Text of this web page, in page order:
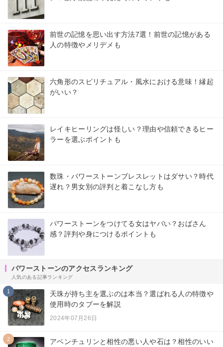
前世の記憶を思い出す方法7選！前世の記憶がある
人の特徴やメリデメも
六角形のスピリチュアル・風水における意味！縁起
がいい？
レイキヒーリングは怪しい？理由や信頼できるヒー
ラーを選ぶポイントも
数珠・パワーストーンブレスレットはダサい？時代
遅れ？男女別の評判と着こなし方も
パワーストーンをつけてる女はヤバい？おばさん
感？評判や身につけるポイントも
パワーストーンのアクセスランキング
人気のある記事ランキング
1
天珠が持ち主を選ぶのは本当？選ばれる人の特徴や
使用時のタブーを解説
2024年07月26日
2
アベンチュリンと相性の悪い人や石は？相性のいい